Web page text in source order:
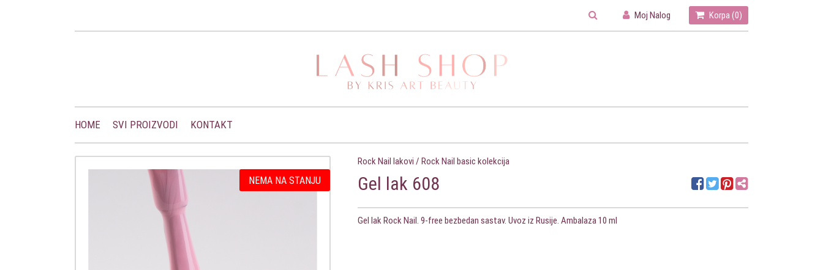
Moj Nalog Korpa (0)
HOME SVI PROIZVODI KONTAKT
NEMA NA STANJU
Rock Nail lakovi / Rock Nail basic kolekcija
Gel lak 608
Gel lak Rock Nail. 9-free bezbedan sastav. Uvoz iz Rusije. Ambalaza 10 ml